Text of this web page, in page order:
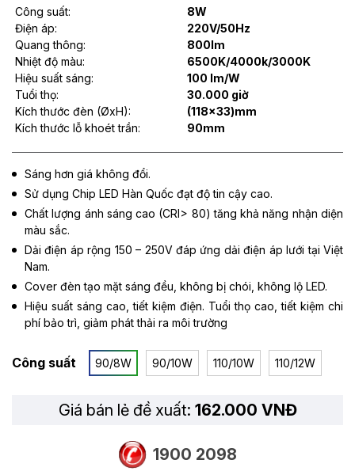
Công suất:
8W
Điện áp:
220V/50Hz
Quang thông:
800lm
Nhiệt độ màu:
6500K/4000k/3000K
Hiệu suất sáng:
100 lm/W
Tuổi thọ:
30.000 giờ
Kích thước đèn (ØxH):
(118x33)mm
Kích thước lỗ khoét trần:
90mm
Sáng hơn giá không đổi.
Sử dụng Chip LED Hàn Quốc đạt độ tin cậy cao.
Chất lượng ánh sáng cao (CRI> 80) tăng khả năng nhận diện
màu sắc.
Dải điện áp rộng 150 – 250V đáp ứng dải điện áp lưới tại Việt
Nam.
Cover đèn tạo mặt sáng đều, không bị chói, không lộ LED.
Hiệu suất sáng cao, tiết kiệm điện. Tuổi thọ cao, tiết kiệm chi
phí bảo trì, giảm phát thải ra môi trường
Công suất 90/8W 90/10W 110/10W 110/12W
Giá bán lẻ đề xuất: 162.000 VNĐ
1900 2098